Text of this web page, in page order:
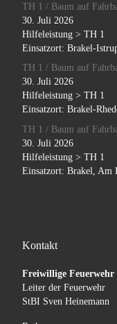
TH 1 / Baum auf
30. Juli 2026
Hilfeleistung > TH 1
Einsatzort: Brakel-
TH 1 / Baum auf
30. Juli 2026
Hilfeleistung > TH 1
Einsatzort: Brakel-
TH 1 / Baum auf
30. Juli 2026
Hilfeleistung > TH 1
Einsatzort: Brakel, Am
Kontakt
Freiwillige Feuerwehr
Leiter der Feuerwehr
StBI Sven Heinemann